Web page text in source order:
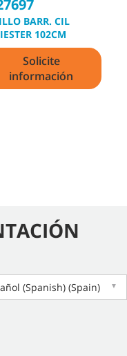
BARR. CIL
102CM
Solicite
información
(Spanish) (Spain)
▼